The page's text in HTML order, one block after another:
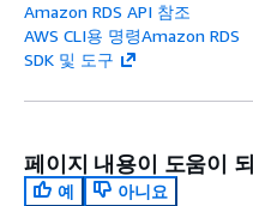
Amazon RDS API 참조
AWS CLI용 명령Amazon RDS
SDK 및 도구
페이지 내용이 도움이
예
아니요